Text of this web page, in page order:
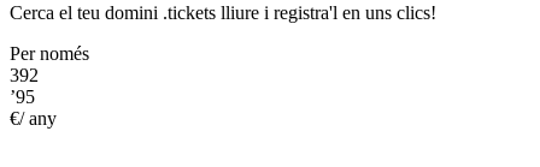
Cerca el teu domini .tickets lliure i registra'l en uns clics!
Per només
392
’95
€/ any